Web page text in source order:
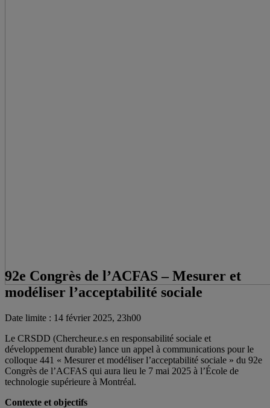
92e Congrès de l’ACFAS – Mesurer et
modéliser l’acceptabilité sociale
Date limite : 14 février 2025, 23h00
Le CRSDD (Chercheur.e.s en responsabilité sociale et
développement durable) lance un appel à communications pour le
colloque 441 « Mesurer et modéliser l’acceptabilité sociale » du 92e
Congrès de l’ACFAS qui aura lieu le 7 mai 2025 à l’École de
technologie supérieure à Montréal.
Contexte et objectifs